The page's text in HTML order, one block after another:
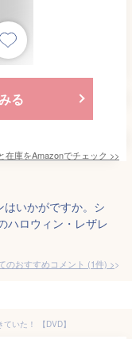
る
在庫をAmazonでチェック >>
いかがですか。シ
ハロウィン・レザレ
のおすすめコメント (1件) >
いた！ 【DVD】